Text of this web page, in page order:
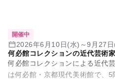
開催中
2026年6月10日(水)～9月27
何必館コレクションの近代芸術家
何必館コレクションによる近代
は何必館・京都現代美術館で、